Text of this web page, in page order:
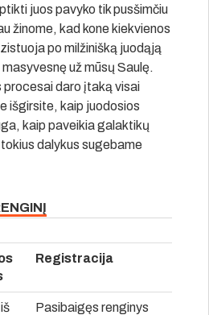
juos pavyko tik pusšimčiu
žinome, kad kone kiekvienos
po milžinišką juodąją
už mūsų Saulę.
daro įtaką visai
išgirsite, kaip juodosios
kaip paveikia galaktikų
dalykus sugebame
Registracija
Pasibaigęs renginys